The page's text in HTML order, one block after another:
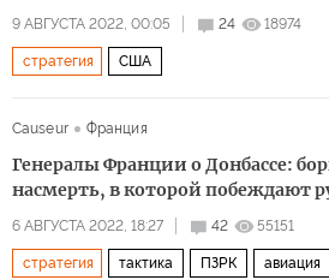
9 АВГУСТА 2022, 00:05 24 18974
стратегия США
Causeur Франция
Генералы Франции о Донбассе:
насмерть, в которой побеждают
6 АВГУСТА 2022, 18:27 42 55151
стратегия тактика ПЗРК авиация